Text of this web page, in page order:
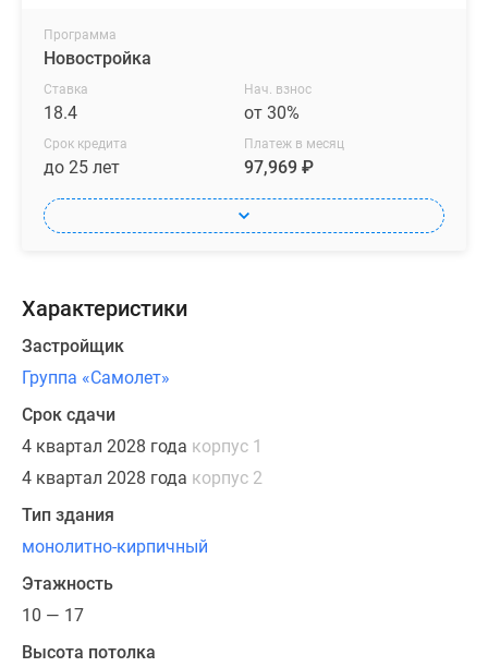
большим
окнам
продуманной
разноуровневой
застройке.
Покупателям
представят
планировочных
решений:
квартиры
от
студий
до
трехкомнатных
просторными
кухнями-
гостиными,
мастер-
гардеробными
Программа
Новостройка
Ставка
18.4
Нач. взнос
от 30%
Срок кредита
до 25 лет
Платеж в месяц
97,969 ₽
Характеристики
Застройщик
Группа «Самолет»
Срок сдачи
4 квартал 2028 года корпус 1
4 квартал 2028 года корпус 2
Тип здания
монолитно-кирпичный
Этажность
10 — 17
Высота потолка